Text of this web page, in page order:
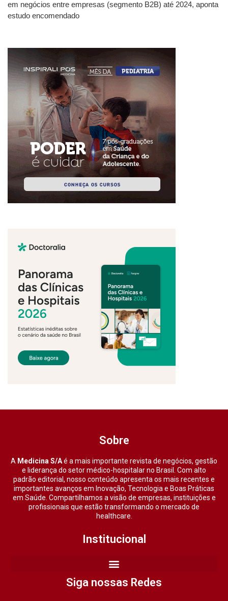
em negócios entre empresas (segmento B2B) até 2024, aponta
estudo encomendado
Sobre
A Medicina S/Aé a mais importante revista de negócios, gestão
e liderança do setor médico-hospitalar no Brasil. Com alto
padrão editorial, nosso conteúdo apresenta os mais recentes e
importantes avanços em Inovação, Tecnologia e Boas Práticas
em Saúde. Compartilhamos a visão de empresas, instituições e
profissionais que estão transformando o mercado de
healthcare.
Institucional
Siga nossas Redes